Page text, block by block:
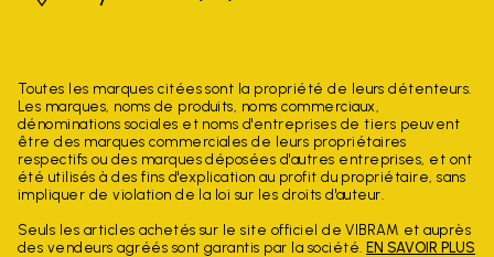
Toutes les marques citées sont la propriété de leurs détenteurs.
Les marques, noms de produits, noms commerciaux,
dénominations sociales et noms d'entreprises de tiers peuvent
être des marques commerciales de leurs propriétaires
respectifs ou des marques déposées d'autres entreprises, et ont
été utilisés à des fins d'explication au profit du propriétaire, sans
impliquer de violation de la loi sur les droits d'auteur.
Seuls les articles achetés sur le site officiel de VIBRAM et auprès
des vendeurs agréés sont garantis par la société. EN SAVOIR PLUS